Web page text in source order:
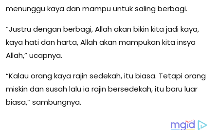
menunggu kaya dan mampu untuk saling berbagi.
“Justru dengan berbagi, Allah akan bikin kita jadi kaya,
kaya hati dan harta, Allah akan mampukan kita insya
Allah,” ucapnya.
“Kalau orang kaya rajin sedekah, itu biasa. Tetapi orang
miskin dan susah lalu ia rajin bersedekah, itu baru luar
biasa,” sambungnya.